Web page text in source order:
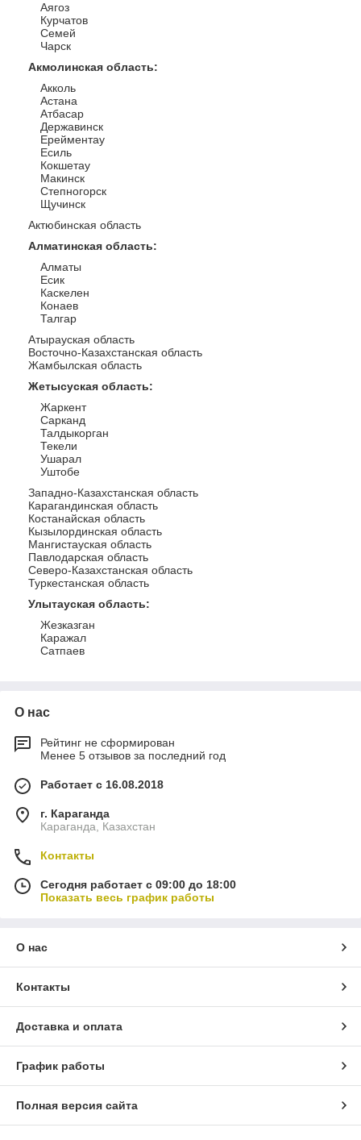
Аягоз
Курчатов
Семей
Чарск
Акмолинская область:
Акколь
Астана
Атбасар
Державинск
Ерейментау
Есиль
Кокшетау
Макинск
Степногорск
Щучинск
Актюбинская область
Алматинская область:
Алматы
Есик
Каскелен
Конаев
Талгар
Атырауская область
Восточно-Казахстанская область
Жамбылская область
Жетысуская область:
Жаркент
Сарканд
Талдыкорган
Текели
Ушарал
Уштобе
Западно-Казахстанская область
Карагандинская область
Костанайская область
Кызылординская область
Мангистауская область
Павлодарская область
Северо-Казахстанская область
Туркестанская область
Улытауская область:
Жезказган
Каражал
Сатпаев
О нас
Рейтинг не сформирован
Менее 5 отзывов за последний год
Работает с 16.08.2018
г. Караганда
Караганда, Казахстан
Контакты
Сегодня работает с 09:00 до 18:00
Показать весь график работы
О нас
Контакты
Доставка и оплата
График работы
Полная версия сайта